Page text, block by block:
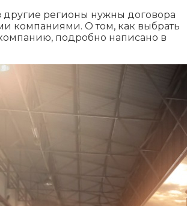
другие регионы нужны договора
компаниями. О том, как выбрать
подробно написано в